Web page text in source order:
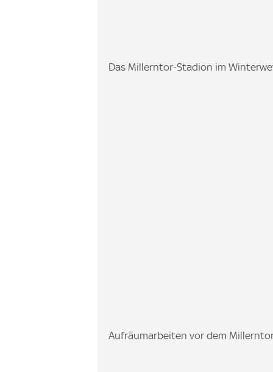
IDas Millerntor-Stadion im
IAufräumarbeiten vor dem